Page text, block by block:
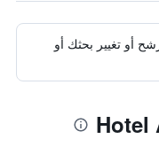
أو تغيير بحثك أو